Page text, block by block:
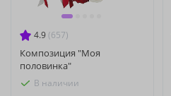
4.9 (657)
Композиция "Моя
половинка"
В наличии